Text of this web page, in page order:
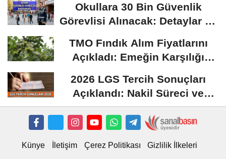
Okullara 30 Bin Güvenlik
Görevlisi Alınacak: Detaylar Ve
TMO Fındık Alım Fiyatlarını
Açıkladı: Emeğin Karşılığı
2026 LGS Tercih Sonuçları
Açıklandı: Nakil Süreci ve
Önemli Tarihler
Künye İletişim Çerez Politikası Gizlilik İlkeleri